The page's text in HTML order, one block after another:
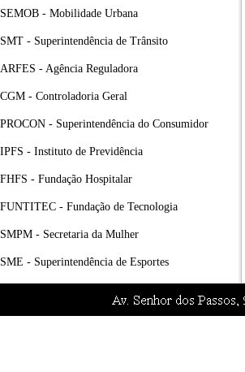
SEMOB - Mobilidade Urbana
SMT - Superintendência de Trânsito
ARFES - Agência Reguladora
CGM - Controladoria Geral
PROCON - Superintendência do Consumidor
IPFS - Instituto de Previdência
FHFS - Fundação Hospitalar
FUNTITEC - Fundação de Tecnologia
SMPM - Secretaria da Mulher
SME - Superintendência de Esportes